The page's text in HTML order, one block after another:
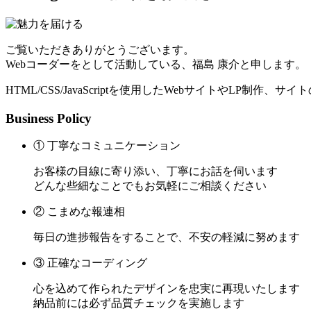
ご覧いただきありがとうございます。
Webコーダーをとして活動している、福島 康介と申します。
HTML/CSS/JavaScriptを使用したWebサイトやLP制作、サイ
Business Policy
① 丁寧なコミュニケーション
お客様の目線に寄り添い、丁寧にお話を伺います
どんな些細なことでもお気軽にご相談ください
② こまめな報連相
毎日の進捗報告をすることで、不安の軽減に努めます
③ 正確なコーディング
心を込めて作られたデザインを忠実に再現いたします
納品前には必ず品質チェックを実施します